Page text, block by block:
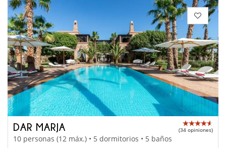
DAR MARJA (34 opiniones)
10 personas (12 máx.) • 5 dormitorios • 5 baños